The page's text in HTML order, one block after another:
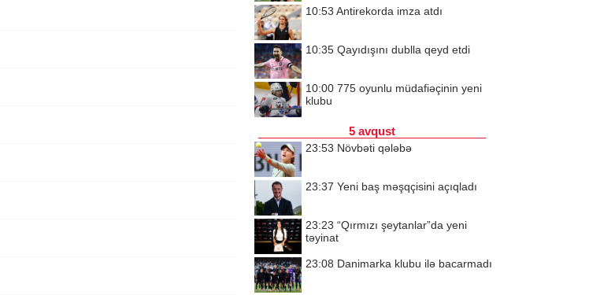
10:53 Antirekorda imza atdı
10:35 Qayıdışını dublla qeyd etdi
10:00 775 oyunlu müdafiəçinin yeni
klubu
5 avqust
23:53 Növbəti qələbə
23:37 Yeni baş məşqçisini açıqladı
23:23 “Qırmızı şeytanlar”da yeni
təyinat
23:08 Danimarka klubu ilə bacarmadı